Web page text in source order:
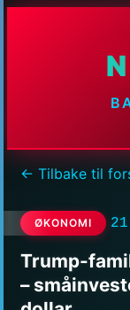
← Tilbake til
ØKONOMI
Trump-
–